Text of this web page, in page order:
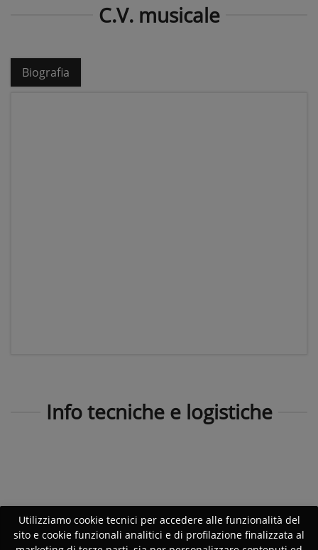
C.V. musicale
Biografia
Info tecniche e logistiche
Utilizziamo cookie tecnici per accedere alle funzionalità del
sito e cookie funzionali analitici e di profilazione finalizzata al